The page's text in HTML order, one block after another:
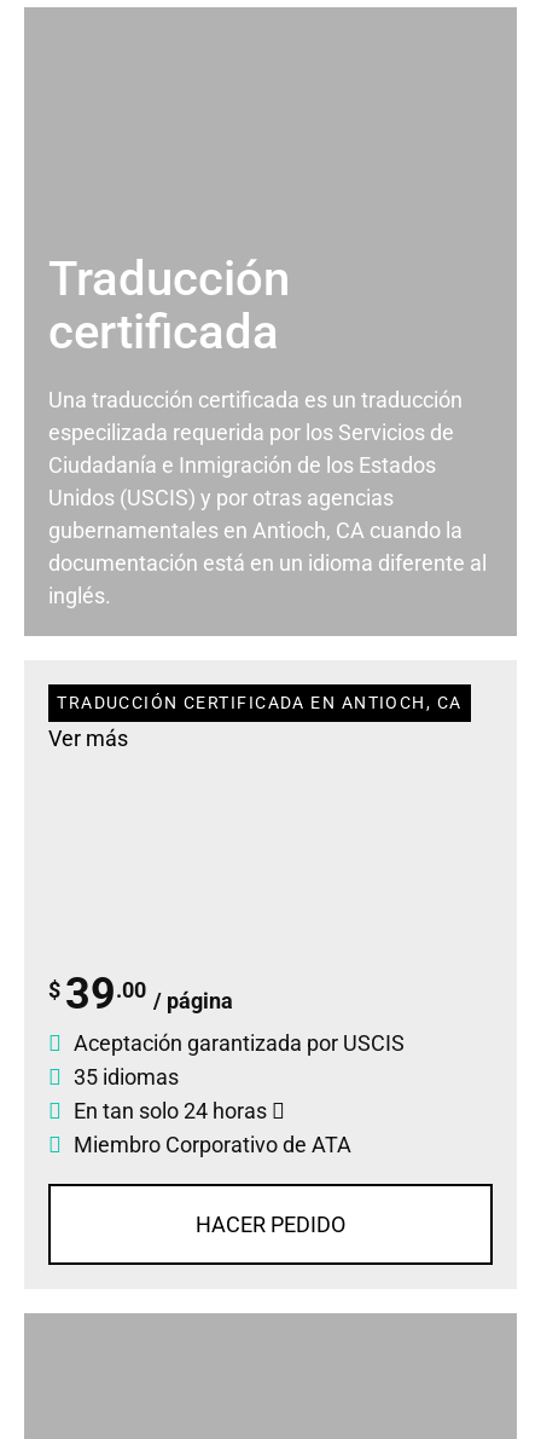
Traducción
certificada
Una traducción certificada es un traducción
especilizada requerida por los Servicios de
Ciudadanía e Inmigración de los Estados
Unidos (USCIS) y por otras agencias
gubernamentales en Antioch, CA cuando la
documentación está en un idioma diferente al
inglés.
TRADUCCIÓN CERTIFICADA EN ANTIOCH, CA
Ver más
$ 39.00 / página
Aceptación garantizada por USCIS
35 idiomas
En tan solo 24 horas
Miembro Corporativo de ATA
HACER PEDIDO